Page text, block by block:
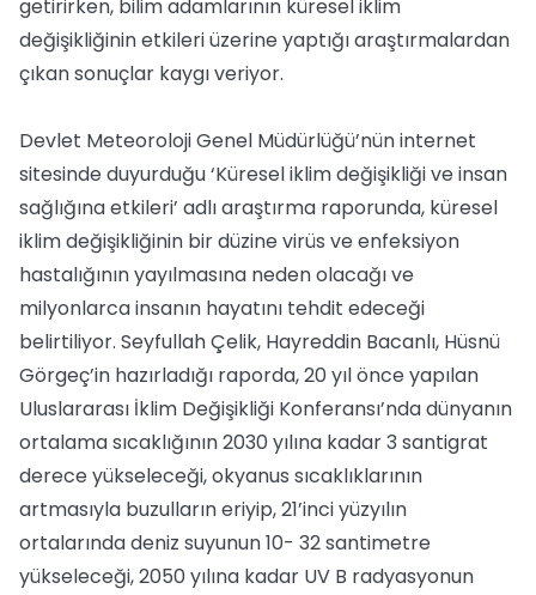
getirirken, bilim adamlarının küresel iklim
değişikliğinin etkileri üzerine yaptığı araştırmalardan
çıkan sonuçlar kaygı veriyor.
Devlet Meteoroloji Genel Müdürlüğü’nün internet
sitesinde duyurduğu ‘Küresel iklim değişikliği ve insan
sağlığına etkileri’ adlı araştırma raporunda, küresel
iklim değişikliğinin bir düzine virüs ve enfeksiyon
hastalığının yayılmasına neden olacağı ve
milyonlarca insanın hayatını tehdit edeceği
belirtiliyor. Seyfullah Çelik, Hayreddin Bacanlı, Hüsnü
Görgeç’in hazırladığı raporda, 20 yıl önce yapılan
Uluslararası İklim Değişikliği Konferansı’nda dünyanın
ortalama sıcaklığının 2030 yılına kadar 3 santigrat
derece yükseleceği, okyanus sıcaklıklarının
artmasıyla buzulların eriyip, 21’inci yüzyılın
ortalarında deniz suyunun 10- 32 santimetre
yükseleceği, 2050 yılına kadar UV B radyasyonun